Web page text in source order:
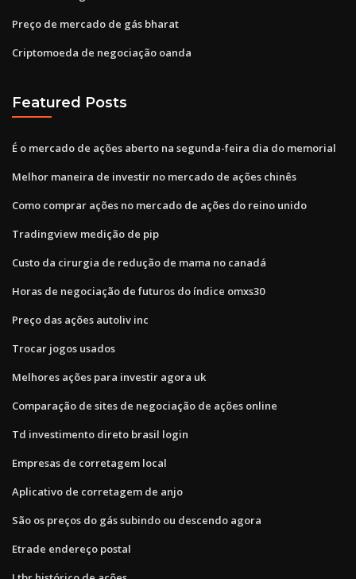
Preço de mercado de gás bharat
Criptomoeda de negociação oanda
Featured Posts
É o mercado de ações aberto na segunda-feira dia do memorial
Melhor maneira de investir no mercado de ações chinês
Como comprar ações no mercado de ações do reino unido
Tradingview medição de pip
Custo da cirurgia de redução de mama no canadá
Horas de negociação de futuros do índice omxs30
Preço das ações autoliv inc
Trocar jogos usados
Melhores ações para investir agora uk
Comparação de sites de negociação de ações online
Td investimento direto brasil login
Empresas de corretagem local
Aplicativo de corretagem de anjo
São os preços do gás subindo ou descendo agora
Etrade endereço postal